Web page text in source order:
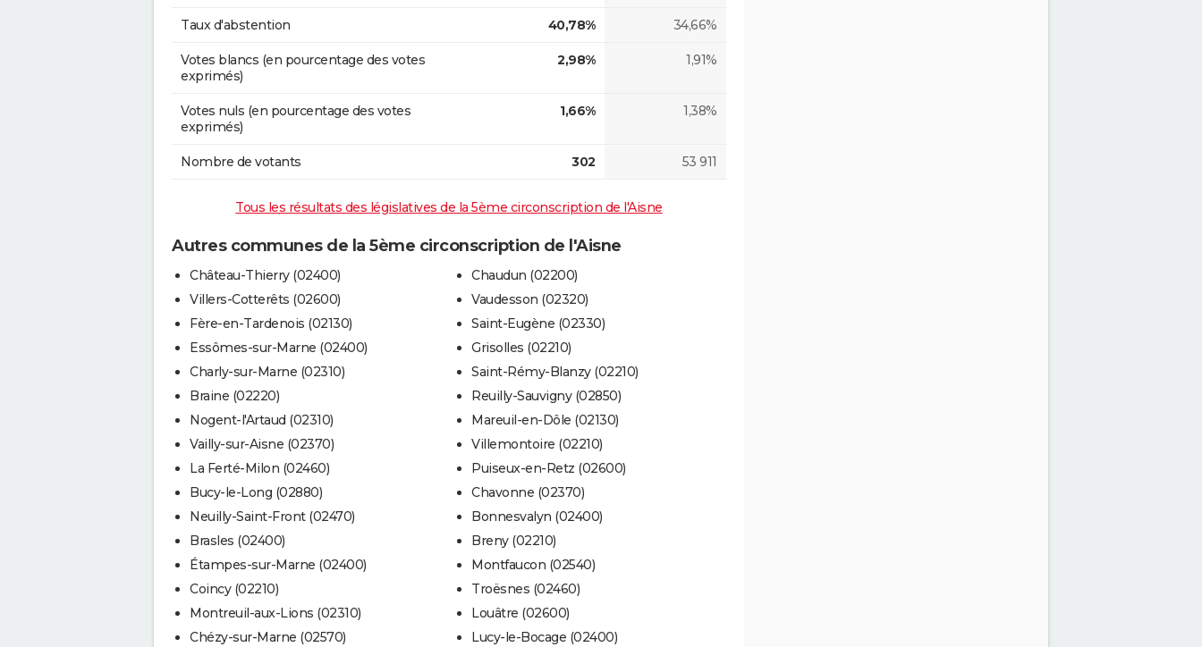
Taux d'abstention 40,78% 34,66%
Votes blancs (en pourcentage des votes
exprimés)
2,98% 1,91%
Votes nuls (en pourcentage des votes
exprimés)
1,66% 1,38%
Nombre de votants 302 53 911
Tous les résultats des législatives de la 5ème circonscription de l'Aisne
Autres communes de la 5ème circonscription de l'Aisne
Château-Thierry (02400)
Villers-Cotterêts (02600)
Fère-en-Tardenois (02130)
Essômes-sur-Marne (02400)
Charly-sur-Marne (02310)
Braine (02220)
Nogent-l'Artaud (02310)
Vailly-sur-Aisne (02370)
La Ferté-Milon (02460)
Bucy-le-Long (02880)
Neuilly-Saint-Front (02470)
Brasles (02400)
Étampes-sur-Marne (02400)
Coincy (02210)
Montreuil-aux-Lions (02310)
Chézy-sur-Marne (02570)
Chaudun (02200)
Vaudesson (02320)
Saint-Eugène (02330)
Grisolles (02210)
Saint-Rémy-Blanzy (02210)
Reuilly-Sauvigny (02850)
Mareuil-en-Dôle (02130)
Villemontoire (02210)
Puiseux-en-Retz (02600)
Chavonne (02370)
Bonnesvalyn (02400)
Breny (02210)
Montfaucon (02540)
Troësnes (02460)
Louâtre (02600)
Lucy-le-Bocage (02400)